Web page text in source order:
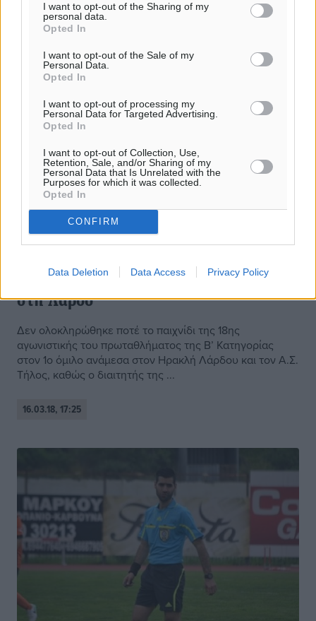
I want to opt-out of the Sharing of my
personal data.
Opted In
I want to opt-out of the Sale of my
Personal Data.
Opted In
I want to opt-out of processing my
Personal Data for Targeted Advertising.
Opted In
I want to opt-out of Collection, Use,
Retention, Sale, and/or Sharing of my
Personal Data that Is Unrelated with the
Purposes for which it was collected.
Opted In
CONFIRM
Data Deletion Data Access Privacy Policy
16.03.18, 17:27
Β’ Κατηγορία: «Ροντέο» και διακοπή
στη Λάρδο
Δεν ολοκληρώθηκε ποτέ το παιχνίδι της 18ης
αγωνιστικής του πρωταθλήματος της Β’ Κατηγορίας
στον 1ο όμιλο ανάμεσα στον Ηρακλή Λάρδου και τον Α.Σ.
Τήλος, καθώς ο διαιτητής της ...
16.03.18, 17:25